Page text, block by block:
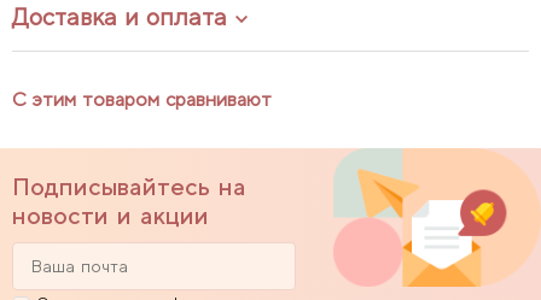
Доставка и оплата
С этим товаром сравнивают
Подписывайтесь на
новости и акции